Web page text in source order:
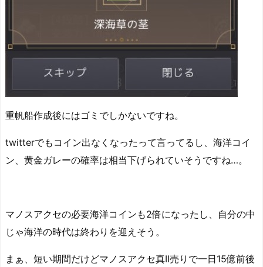
重帆船作成後にはゴミでしかないですね。
twitterでもコイン出なくなったって言ってるし、海洋コイ
ン、黄金ガレーの確率は相当下げられていそうですね…。
マノスアクセの必要海洋コインも2倍になったし、自分の中
じゃ海洋の時代は終わりを迎えそう。
まぁ、短い期間だけどマノスアクセ真Ⅱ売りで一日15億前後